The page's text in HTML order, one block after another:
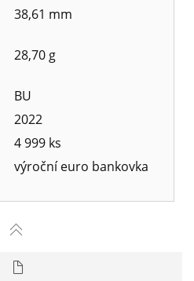
38,61 mm
28,70 g
BU
2022
4 999 ks
výroční euro bankovka